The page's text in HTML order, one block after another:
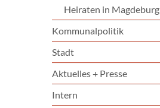
Heiraten in Magdeburg
Kommunalpolitik
Stadt
Aktuelles + Presse
Intern